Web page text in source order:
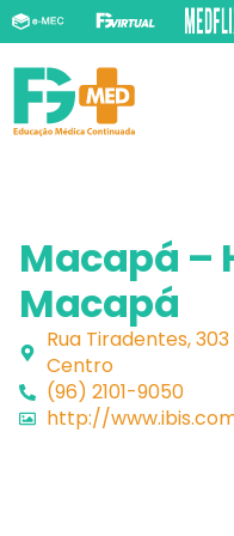
Macapá –
Macapá
Rua Tiradentes, 303
Centro
(96) 2101-9050
http://